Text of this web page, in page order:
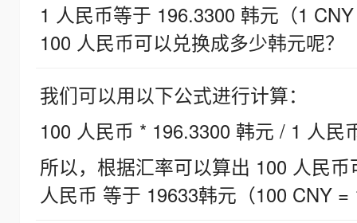
1 人民币等于 196.3300 韩元（1
100 人民币可以兑换成多少韩元呢？
我们可以用以下公式进行计算：
100 人民币 * 196.3300 韩元 / 1 人民
所以，根据汇率可以算出 100 人民
人民币 等于 19633韩元（100 CNY =